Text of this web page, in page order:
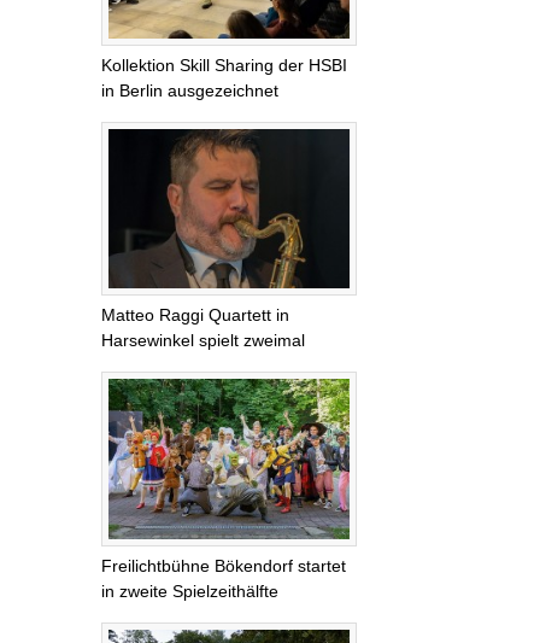
Kollektion Skill Sharing der HSBI
in Berlin ausgezeichnet
Matteo Raggi Quartett in
Harsewinkel spielt zweimal
Freilichtbühne Bökendorf startet
in zweite Spielzeithälfte